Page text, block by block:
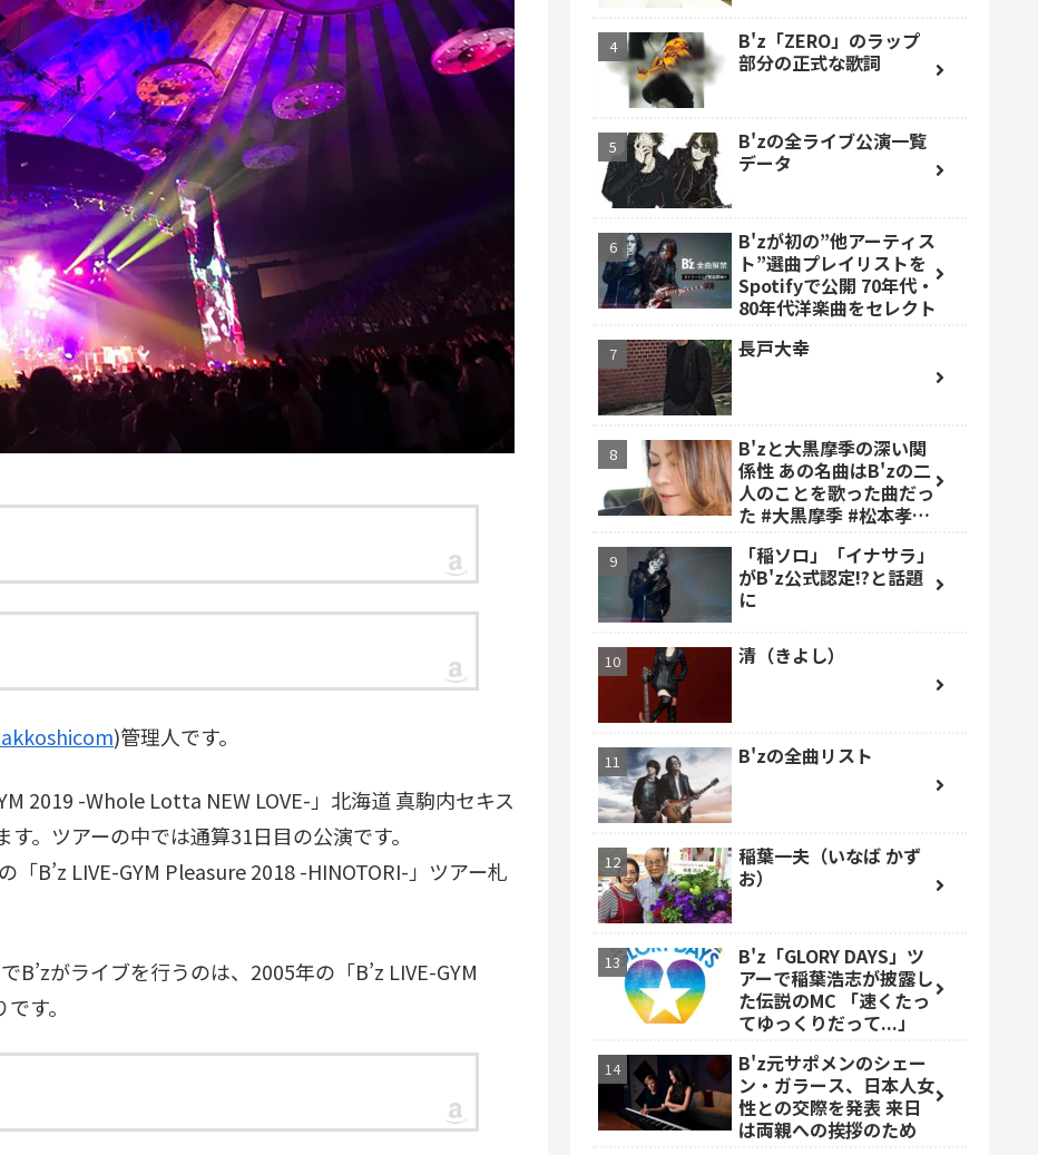
)管理人です。
2019 -Whole Lotta NEW LOVE-」北海道 真駒内セキス
。ツアーの中では通算31日目の公演です。
B’z LIVE-GYM Pleasure 2018 -HINOTORI-」ツアー札
B’zがライブを行うのは、2005年の「B’z LIVE-GYM
す。
B'z「ZERO」のラップ
部分の正式な歌詞
B'zの全ライブ公演一覧
データ
B'zが初の”他アーティス
ト”選曲プレイリストを
Spotifyで公開 70年代・
80年代洋楽曲をセレクト
長戸大幸
B'zと大黒摩季の深い関
係性 あの名曲はB'zの二
人のことを歌った曲だっ
た #大黒摩季 #松本孝弘
「稲ソロ」「イナサラ」
がB'z公式認定!?と話題
に
清（きよし）
B'zの全曲リスト
稲葉一夫（いなば かず
お）
B'z「GLORY DAYS」ツ
アーで稲葉浩志が披露し
た伝説のMC 「速くたっ
てゆっくりだって...」
B'z元サポメンのシェー
ン・ガラース、日本人女
性との交際を発表 来日
は両親への挨拶のため